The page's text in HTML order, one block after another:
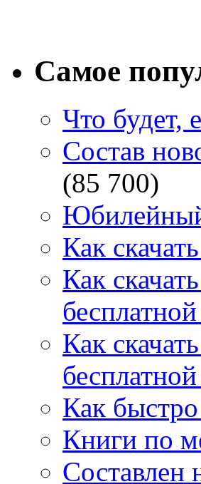
Самое
Что будет,
Состав
(85 700)
Как
Как
Как
Как быстро
Книги по